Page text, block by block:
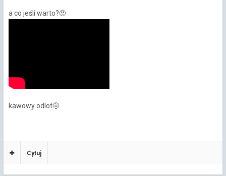
a co jeśli warto?🤨
kawowy odlot🤨
Cytuj